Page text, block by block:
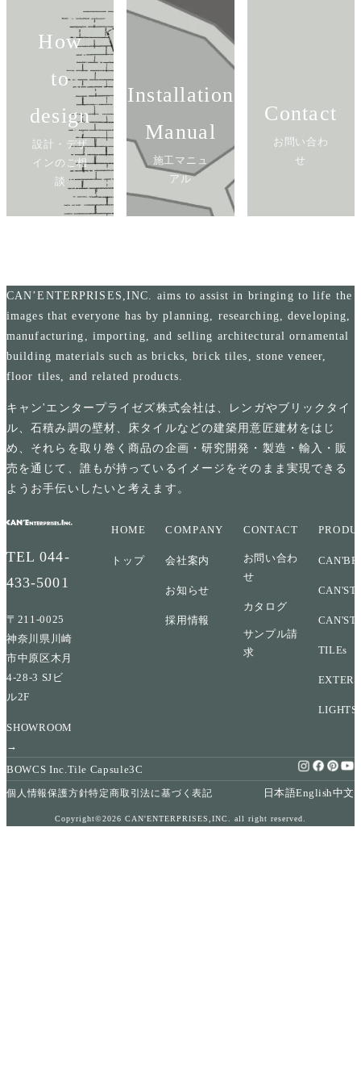
How
to
design
設計・デザ
インのご相
談
Installation
Manual
施工マニュ
アル
Contact
お問い合わ
せ
CAN’ENTERPRISES,INC. aims to assist in bringing to life the
images that everyone has by planning, researching, developing,
manufacturing, importing, and selling architectural ornamental
building materials such as bricks, brick tiles, stone veneer,
floor tiles, and related products.
キャン'エンタープライゼズ株式会社は、レンガやブリックタイ
ル、石積み調の壁材、床タイルなどの建築用意匠建材をはじ
め、それらを取り巻く商品の企画・研究開発・製造・輸入・販
売を通じて、誰もが持っているイメージをそのまま実現できる
ようお手伝いしたいと考えます。
TEL044-
433-5001
〒211-0025
神奈川県川崎
市中原区木月
4-28-3 SJビ
ル2F
SHOWROOM
→
HOME
トップ
COMPANY
会社案内
お知らせ
採用情報
CONTACT
お問い合わ
せ
カタログ
サンプル請
求
TILEs
LIGHTS
BOWCS Inc. Tile Capsule3C
個人情報保護方針特定商取引法に基づく表記 日本語English中文
Copyright©2026 CAN'ENTERPRISES,INC. all right reserved.